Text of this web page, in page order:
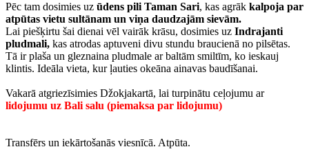
Pēc tam dosimies uz ūdens pili Taman Sari, kas agrāk kalpoja par
atpūtas vietu sultānam un viņa daudzajām sievām.
Lai piešķirtu šai dienai vēl vairāk krāsu, dosimies uz Indrajanti
pludmali, kas atrodas aptuveni divu stundu braucienā no pilsētas.
Tā ir plaša un gleznaina pludmale ar baltām smiltīm, ko ieskauj
klintis. Ideāla vieta, kur ļauties okeāna ainavas baudīšanai.
Vakarā atgriezīsimies Džokjakartā, lai turpinātu ceļojumu ar
lidojumu uz Bali salu (piemaksa par lidojumu)
Transfērs un iekārtošanās viesnīcā. Atpūta.